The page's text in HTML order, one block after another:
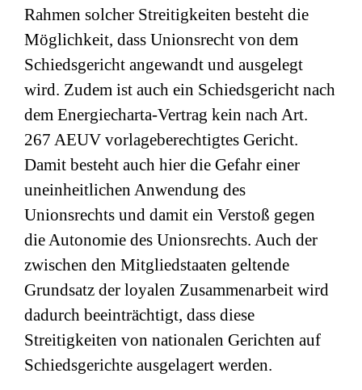
Rahmen solcher Streitigkeiten besteht die
Möglichkeit, dass Unionsrecht von dem
Schiedsgericht angewandt und ausgelegt
wird. Zudem ist auch ein Schiedsgericht nach
dem Energiecharta-Vertrag kein nach Art.
267 AEUV vorlageberechtigtes Gericht.
Damit besteht auch hier die Gefahr einer
uneinheitlichen Anwendung des
Unionsrechts und damit ein Verstoß gegen
die Autonomie des Unionsrechts. Auch der
zwischen den Mitgliedstaaten geltende
Grundsatz der loyalen Zusammenarbeit wird
dadurch beeinträchtigt, dass diese
Streitigkeiten von nationalen Gerichten auf
Schiedsgerichte ausgelagert werden.